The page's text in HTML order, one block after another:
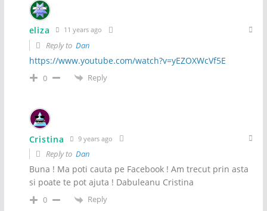
eliza 11 years ago
Reply to Dan
https://www.youtube.com/watch?v=yEZOXWcVf5E
0 Reply
Cristina 9 years ago
Reply to Dan
Buna ! Ma poti cauta pe Facebook ! Am trecut prin asta
si poate te pot ajuta ! Dabuleanu Cristina
0 Reply